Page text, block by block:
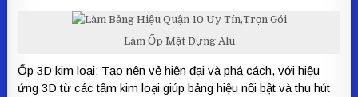
Làm Ốp Mặt Dựng Alu
Ốp 3D kim loại: Tạo nên vẻ hiện đại và phá cách, với hiệu
ứng 3D từ các tấm kim loại giúp bảng hiệu nổi bật và thu hút